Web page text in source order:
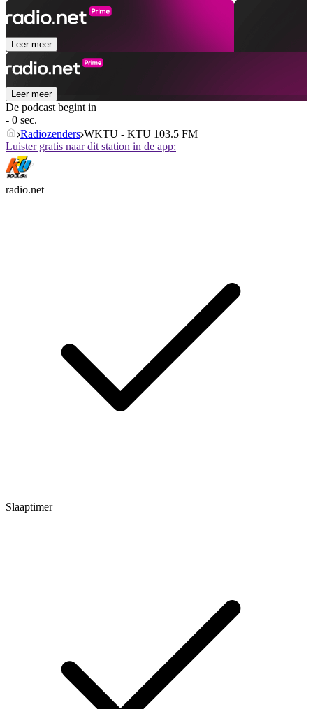
Leer meer
Leer meer
De podcast begint in
- 0 sec.
Radiozenders WKTU - KTU 103.5 FM
Luister gratis naar dit station in de app:
radio.net
Slaaptimer